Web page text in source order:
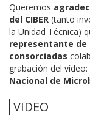
Queremos
del CIBER (tanto
la Unidad Técnica)
representante de
consorciadas
grabación del vídeo:
Nacional de
VIDEO